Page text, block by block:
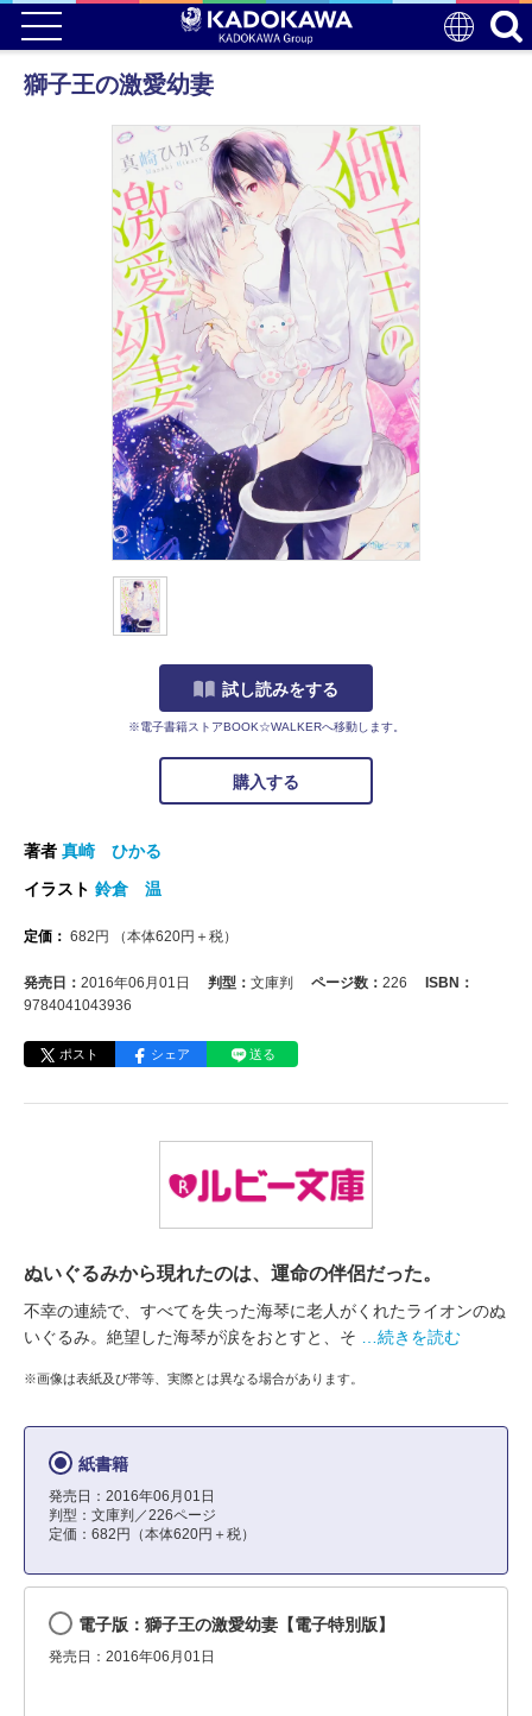
獅子王の激愛幼妻
試し読みをする
※電子書籍ストアBOOK☆WALKERへ移動します。
購入する
著者 真崎 ひかる
イラスト 鈴倉 温
定価： 682 円 （本体620円＋税）
発売日： 2016年06月01日 判型： 文庫判 ページ数： 226
ISBN：
9784041043936
ポスト シェア 送る
ぬいぐるみから現れたのは、運命の伴侶だった。
不幸の連続で、すべてを失った海琴に老人がくれたライオンのぬ
いぐるみ。絶望した海琴が涙をおとすと、そ
…続きを読む
※画像は表紙及び帯等、実際とは異なる場合があります。
紙書籍
発売日：2016年06月01日
判型：文庫判／226ページ
定価：682円（本体620円＋税）
電子版：獅子王の激愛幼妻【電子特別版】
発売日：2016年06月01日